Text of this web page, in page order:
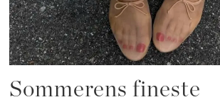
Sommerens fineste